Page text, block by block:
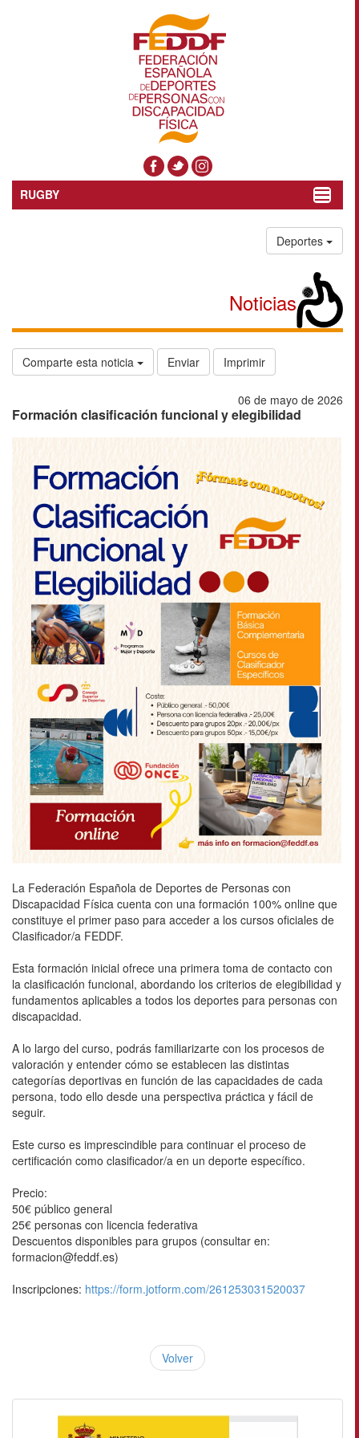
RUGBY
Toggle
Deportes
Noticias
Comparte esta noticia Enviar Imprimir
06 de mayo de 2026
Formación clasificación funcional y elegibilidad
La Federación Española de Deportes de Personas con
Discapacidad Física cuenta con una formación 100% online que
constituye el primer paso para acceder a los cursos oficiales de
Clasificador/a FEDDF.
Esta formación inicial ofrece una primera toma de contacto con
la clasificación funcional, abordando los criterios de elegibilidad y
fundamentos aplicables a todos los deportes para personas con
discapacidad.
A lo largo del curso, podrás familiarizarte con los procesos de
valoración y entender cómo se establecen las distintas
categorías deportivas en función de las capacidades de cada
persona, todo ello desde una perspectiva práctica y fácil de
seguir.
Este curso es imprescindible para continuar el proceso de
certificación como clasificador/a en un deporte específico.
Precio:
50€ público general
25€ personas con licencia federativa
Descuentos disponibles para grupos (consultar en:
formacion@feddf.es)
Inscripciones: https://form.jotform.com/261253031520037
Volver